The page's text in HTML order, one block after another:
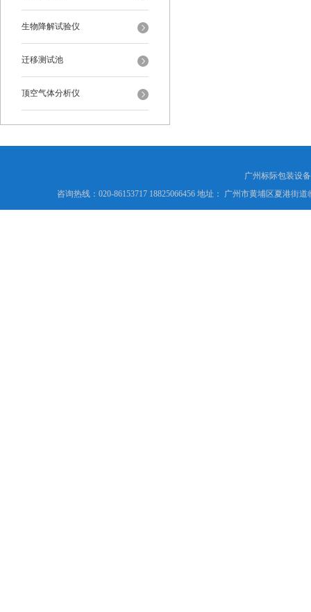
生物降解试验仪
迁移测试池
顶空气体分析仪
广州标际包装设
咨询热线：020-86153717 18825066456 地址： 广州市黄埔区夏港街